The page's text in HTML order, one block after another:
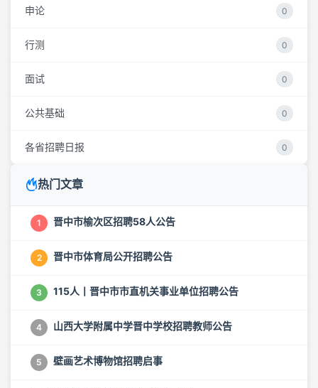
申论 0
行测 0
面试 0
公共基础 0
各省招聘日报 0
热门文章
1 晋中市榆次区招聘58人公告
2 晋中市体育局公开招聘公告
3 115人丨晋中市市直机关事业单位招聘公告
4 山西大学附属中学晋中学校招聘教师公告
5 壁画艺术博物馆招聘启事